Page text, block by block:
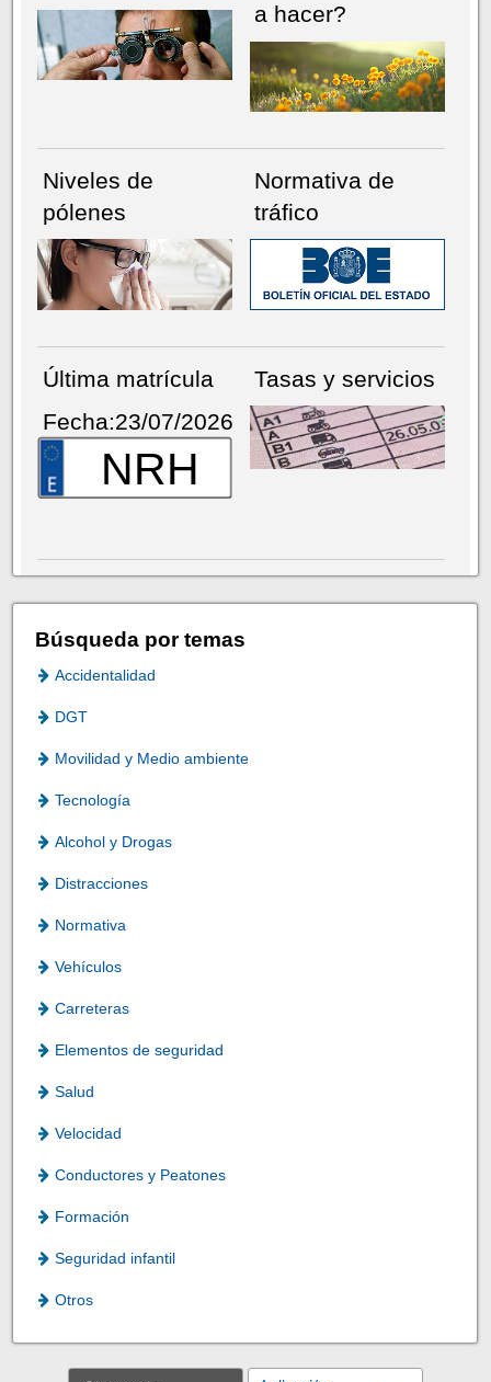
a hacer?
Niveles de
pólenes
Normativa de
tráfico
Última matrícula
Fecha:23/07/2026
NRH
Tasas y servicios
Búsqueda por temas
Accidentalidad
DGT
Movilidad y Medio ambiente
Tecnología
Alcohol y Drogas
Distracciones
Normativa
Vehículos
Carreteras
Elementos de seguridad
Salud
Velocidad
Conductores y Peatones
Formación
Seguridad infantil
Otros